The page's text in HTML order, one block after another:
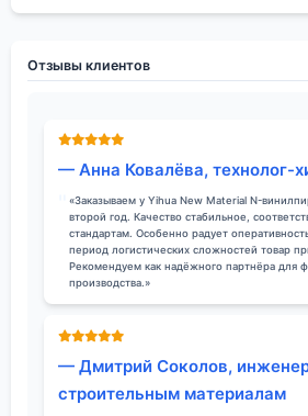
Отзывы клиентов
— Анна Ковалёва, технолог-
«Заказываем у Yihua New Material N-
второй год. Качество стабильное,
стандартам. Особенно радует
период логистических сложностей товар
Рекомендуем как надёжного партнёра для
производства.»
— Дмитрий Соколов,
строительным материалам